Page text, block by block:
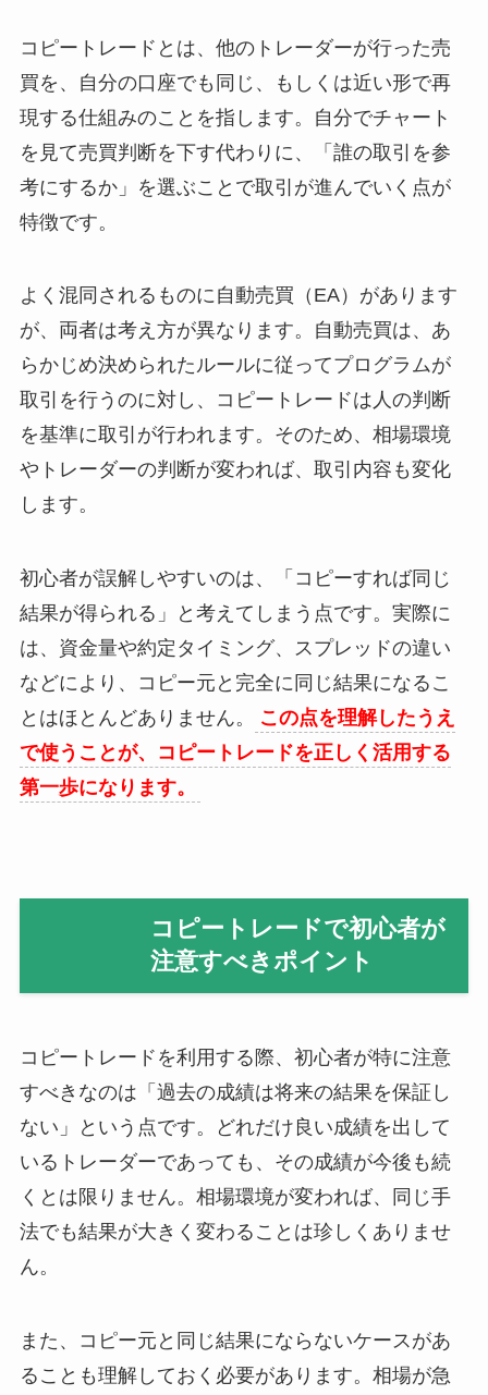
コピートレードとは、他のトレーダーが行った売
買を、自分の口座でも同じ、もしくは近い形で再
現する仕組みのことを指します。自分でチャート
を見て売買判断を下す代わりに、「誰の取引を参
考にするか」を選ぶことで取引が進んでいく点が
特徴です。
よく混同されるものに自動売買（EA）があります
が、両者は考え方が異なります。自動売買は、あ
らかじめ決められたルールに従ってプログラムが
取引を行うのに対し、コピートレードは人の判断
を基準に取引が行われます。そのため、相場環境
やトレーダーの判断が変われば、取引内容も変化
します。
初心者が誤解しやすいのは、「コピーすれば同じ
結果が得られる」と考えてしまう点です。実際に
は、資金量や約定タイミング、スプレッドの違い
などにより、コピー元と完全に同じ結果になるこ
とはほとんどありません。
この点を理解したうえ
で使うことが、コピートレードを正しく活用する
第一歩になります。
コピートレードで初心者が
注意すべきポイント
コピートレードを利用する際、初心者が特に注意
すべきなのは「過去の成績は将来の結果を保証し
ない」という点です。どれだけ良い成績を出して
いるトレーダーであっても、その成績が今後も続
くとは限りません。相場環境が変われば、同じ手
法でも結果が大きく変わることは珍しくありませ
ん。
また、コピー元と同じ結果にならないケースがあ
ることも理解しておく必要があります。相場が急